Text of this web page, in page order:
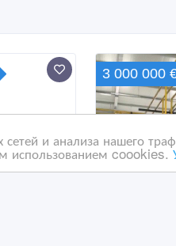
и анализа нашего
использованием coookies.
3 000 000